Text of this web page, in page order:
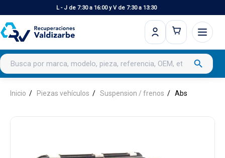
L - J de 7:30 a 16:00 y V de 7:30 a 13:30
Buscar productos search
Inicio Piezas vehículos Suspension / frenos Abs